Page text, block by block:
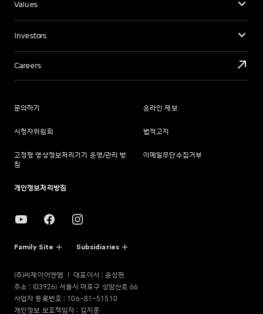
Values
Investors
Careers
문의하기 온라인 제보
시청자위원회 법적고지
고정형 영상정보처리기기 운영/관리 방
침
이메일무단수집거부
개인정보처리방침
Family Site Subsidiaries
(주)씨제이이엔엠
대표이사 : 윤상현
주소 : (03926) 서울시 마포구 상암산로 66
사업자 등록번호 : 106-81-51510
개인정보 보호책임자 : 김지훈